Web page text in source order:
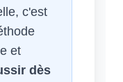
c'est
et
dès